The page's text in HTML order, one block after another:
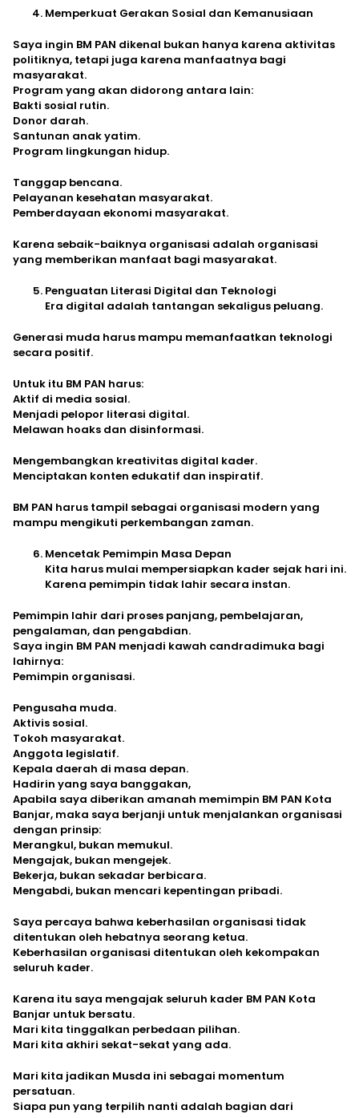
Memperkuat Gerakan Sosial dan Kemanusiaan
Saya ingin BM PAN dikenal bukan hanya karena aktivitas
politiknya, tetapi juga karena manfaatnya bagi
masyarakat.
Program yang akan didorong antara lain:
Bakti sosial rutin.
Donor darah.
Santunan anak yatim.
Program lingkungan hidup.
Tanggap bencana.
Pelayanan kesehatan masyarakat.
Pemberdayaan ekonomi masyarakat.
Karena sebaik-baiknya organisasi adalah organisasi
yang memberikan manfaat bagi masyarakat.
Penguatan Literasi Digital dan Teknologi
Era digital adalah tantangan sekaligus peluang.
Generasi muda harus mampu memanfaatkan teknologi
secara positif.
Untuk itu BM PAN harus:
Aktif di media sosial.
Menjadi pelopor literasi digital.
Melawan hoaks dan disinformasi.
Mengembangkan kreativitas digital kader.
Menciptakan konten edukatif dan inspiratif.
BM PAN harus tampil sebagai organisasi modern yang
mampu mengikuti perkembangan zaman.
Mencetak Pemimpin Masa Depan
Kita harus mulai mempersiapkan kader sejak hari ini.
Karena pemimpin tidak lahir secara instan.
Pemimpin lahir dari proses panjang, pembelajaran,
pengalaman, dan pengabdian.
Saya ingin BM PAN menjadi kawah candradimuka bagi
lahirnya:
Pemimpin organisasi.
Pengusaha muda.
Aktivis sosial.
Tokoh masyarakat.
Anggota legislatif.
Kepala daerah di masa depan.
Hadirin yang saya banggakan,
Apabila saya diberikan amanah memimpin BM PAN Kota
Banjar, maka saya berjanji untuk menjalankan organisasi
dengan prinsip:
Merangkul, bukan memukul.
Mengajak, bukan mengejek.
Bekerja, bukan sekadar berbicara.
Mengabdi, bukan mencari kepentingan pribadi.
Saya percaya bahwa keberhasilan organisasi tidak
ditentukan oleh hebatnya seorang ketua.
Keberhasilan organisasi ditentukan oleh kekompakan
seluruh kader.
Karena itu saya mengajak seluruh kader BM PAN Kota
Banjar untuk bersatu.
Mari kita tinggalkan perbedaan pilihan.
Mari kita akhiri sekat-sekat yang ada.
Mari kita jadikan Musda ini sebagai momentum
persatuan.
Siapa pun yang terpilih nanti adalah bagian dari